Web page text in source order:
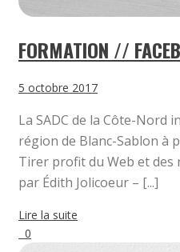
FORMATION //
5 octobre 2017
La SADC de la Côte-Nord
région de Blanc-Sablon à
Tirer profit du Web et des
par Édith Jolicoeur – [...]
Lire la suite
0